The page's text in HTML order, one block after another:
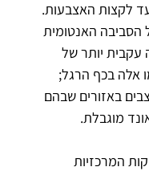
לקצות האצבעות.
האנטומית
יותר של
אלה בכף הרגל;
באזורים שבהם
מוגבלת.
המרכזיות